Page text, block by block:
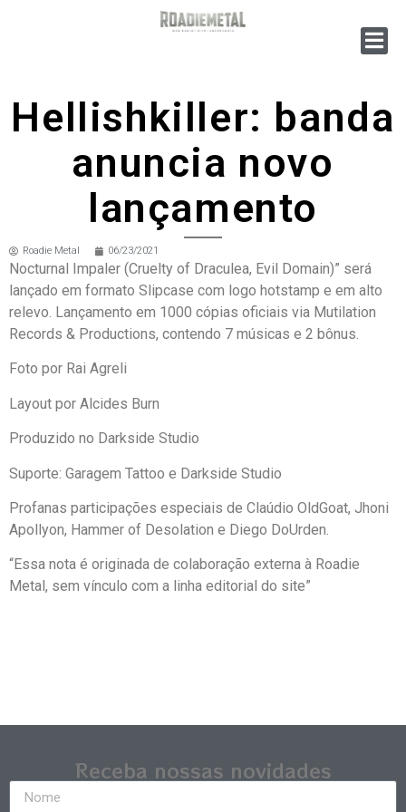
Hellishkiller: banda
anuncia novo
lançamento
Roadie Metal 06/23/2021
Nocturnal Impaler (Cruelty of Draculea, Evil Domain)” será
lançado em formato Slipcase com logo hotstamp e em alto
relevo. Lançamento em 1000 cópias oficiais via Mutilation
Records & Productions, contendo 7 músicas e 2 bônus.
Foto por Rai Agreli
Layout por Alcides Burn
Produzido no Darkside Studio
Suporte: Garagem Tattoo e Darkside Studio
Profanas participações especiais de Claúdio OldGoat, Jhoni
Apollyon, Hammer of Desolation e Diego DoUrden.
“Essa nota é originada de colaboração externa à Roadie
Metal, sem vínculo com a linha editorial do site”
Receba nossas novidades